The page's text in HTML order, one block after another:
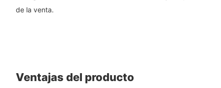
de la venta.
Ventajas del producto